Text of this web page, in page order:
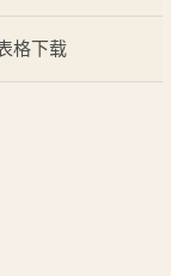
格下载